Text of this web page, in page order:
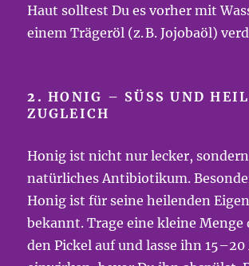
Haut solltest Du es vorher mit
einem Trägeröl (z. B. Jojobaöl)
2.HONIG – SÜSS UND
UGLEICH
Honig ist nicht nur lecker,
natürliches Antibiotikum.
Honig ist für seine heilenden
bekannt. Trage eine kleine
den Pickel auf und lasse ihn